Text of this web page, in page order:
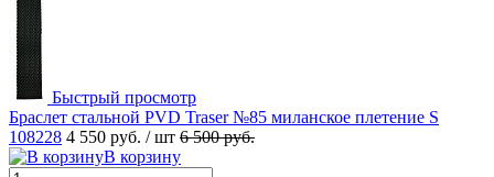
Быстрый просмотр
Браслет стальной PVD Traser №85 миланское плетение S
108228 4 550 руб. / шт 6 500 руб.
В корзину